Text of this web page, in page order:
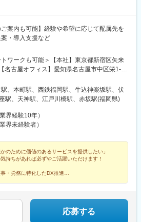
ご案内も可能】経験や希望に応じて配属先を
・導入支援など
ワークも可能＞【本社】東京都新宿区矢来
名古屋オフィス】愛知県名古屋市中区栄1-
10階【大阪オフィス】大阪府大阪市西区靭本
福岡オフィス】福岡県福岡市中央区大名1-
受動喫煙対策：敷地内喫煙可能場所あり（4
＝＝＝枠組みの決まった業務や役割に対し
あてがうなんてナンセンス。 個々人の能力や
が、人材活用のあるべき姿だと考えていま
えて業務範囲を明確に区切ることなく、これ
指す将来像に見合った役割をお任せしたい
、本町駅、西鉄福岡駅、牛込神楽坂駅、伏
駅、天神駅、江戸川橋駅、赤坂駅(福岡県)
界経験10年）
界未経験者）
かのために価値のあるサービスを提供したい」
気持ちがあれば必ずやご活躍いただけます！
事・労務に特化したDX推進
応募する